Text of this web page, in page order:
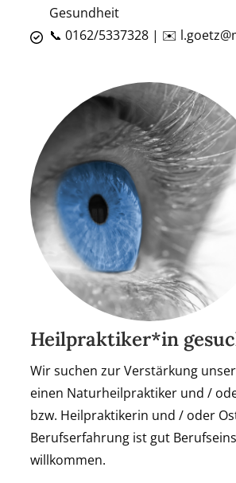
Gesundheit
📞 0162/5337328 | ✉️
Heilpraktiker*in
Wir suchen zur Verstärkung
einen Naturheilpraktiker und /
bzw. Heilpraktikerin und / oder
Berufserfahrung ist gut
willkommen.